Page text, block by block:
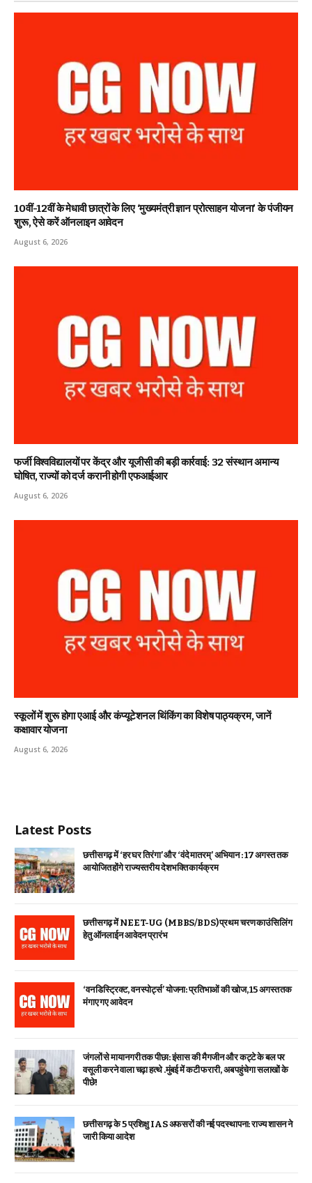
10वीं-12वीं के मेधावी छात्रों के लिए ‘मुख्यमंत्री ज्ञान प्रोत्साहन योजना’ के पंजीयन
शुरू, ऐसे करें ऑनलाइन आवेदन
August 6, 2026
फर्जी विश्वविद्यालयों पर केंद्र और यूजीसी की बड़ी कार्रवाई: 32 संस्थान अमान्य
घोषित, राज्यों को दर्ज करानी होगी एफआईआर
August 6, 2026
स्कूलों में शुरू होगा एआई और कंप्यूटेशनल थिंकिंग का विशेष पाठ्यक्रम, जानें
कक्षावार योजना
August 6, 2026
Latest Posts
छत्तीसगढ़ में ‘हर घर तिरंगा’ और ‘वंदे मातरम्’ अभियान : 17 अगस्त तक
आयोजित होंगे राज्यस्तरीय देशभक्ति कार्यक्रम
छत्तीसगढ़ में NEET-UG (MBBS/BDS) प्रथम चरण काउंसिलिंग
हेतु ऑनलाईन आवेदन प्रारंभ
‘वन डिस्ट्रिक्ट, वन स्पोर्ट्स’ योजना: प्रतिभाओं की खोज, 15 अगस्त तक
मंगाए गए आवेदन
जंगलों से मायानगरी तक पीछा: इंसास की मैगजीन और कट्टे के बल पर
वसूली करने वाला चढ़ा हत्थे .मुंबई में कटी फरारी, अब पहुंचेगा सलाखों के
पीछे!
छत्तीसगढ़ के 5 प्रशिक्षु IAS अफसरों की नई पदस्थापना: राज्य शासन ने
जारी किया आदेश